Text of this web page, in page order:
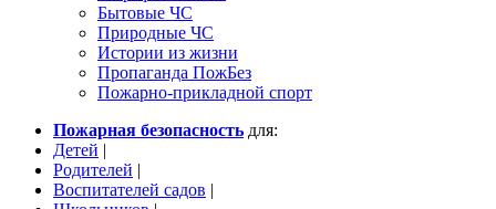
Бытовые ЧС
Природные ЧС
Истории из жизни
Пропаганда ПожБез
Пожарно-прикладной спорт
Пожарная безопасность для:
Детей |
Родителей |
Воспитателей садов |